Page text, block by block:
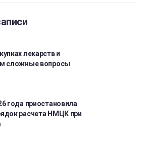
лекарств и
сложные вопросы
года приостановила
расчета НМЦК при